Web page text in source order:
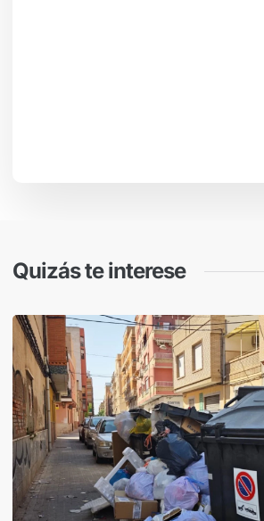
Quizás te interese